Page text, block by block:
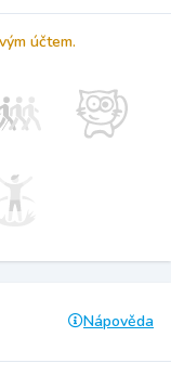
účtem.
Nápověda